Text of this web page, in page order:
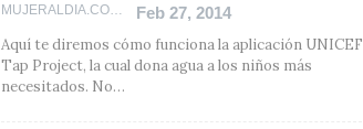
Feb 27, 2014
Aquí te diremos cómo funciona la aplicación UNICEF
Tap Project, la cual dona agua a los niños más
necesitados. No…